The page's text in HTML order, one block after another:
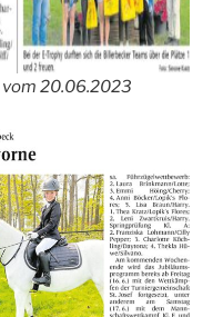
vom 20.06.2023